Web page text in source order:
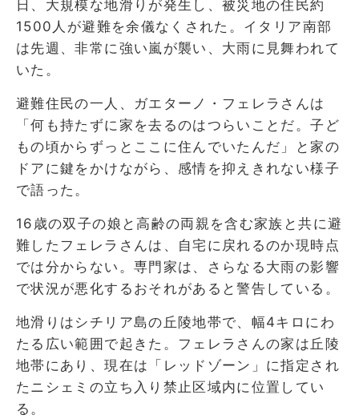
日、大規模な地滑りが発生し、被災地の住民約
1500人が避難を余儀なくされた。イタリア南部
は先週、非常に強い嵐が襲い、大雨に見舞われて
いた。
避難住民の一人、ガエターノ・フェレラさんは
「何も持たずに家を去るのはつらいことだ。子ど
もの頃からずっとここに住んでいたんだ」と家の
ドアに鍵をかけながら、感情を抑えきれない様子
で語った。
16歳の双子の娘と高齢の両親を含む家族と共に避
難したフェレラさんは、自宅に戻れるのか現時点
では分からない。専門家は、さらなる大雨の影響
で状況が悪化するおそれがあると警告している。
地滑りはシチリア島の丘陵地帯で、幅4キロにわ
たる広い範囲で起きた。フェレラさんの家は丘陵
地帯にあり、現在は「レッドゾーン」に指定され
たニシェミの立ち入り禁止区域内に位置してい
る。